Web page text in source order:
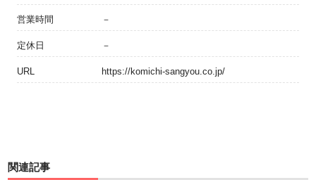
営業時間 －
定休日 －
URL https://komichi-sangyou.co.jp/
関連記事